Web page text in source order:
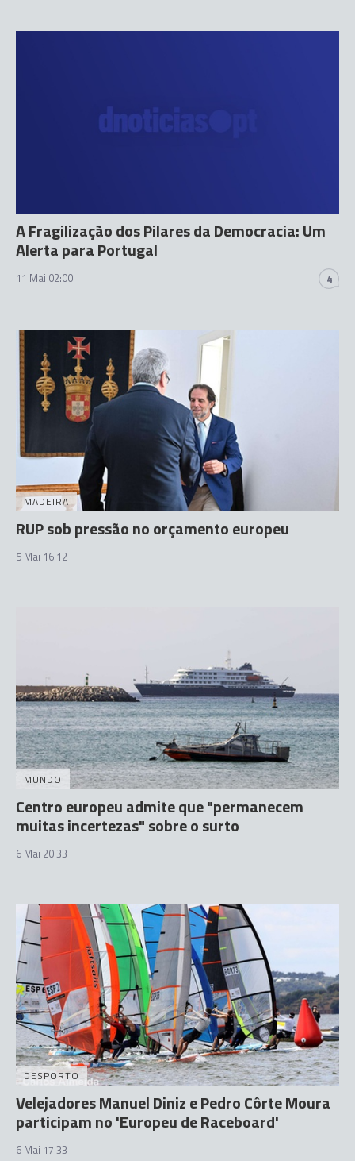
A Fragilização dos Pilares da Democracia: Um
Alerta para Portugal
11 Mai 02:00 4
MADEIRA
RUP sob pressão no orçamento europeu
5 Mai 16:12
MUNDO
Centro europeu admite que "permanecem
muitas incertezas" sobre o surto
6 Mai 20:33
DESPORTO
Velejadores Manuel Diniz e Pedro Côrte Moura
participam no 'Europeu de Raceboard'
6 Mai 17:33